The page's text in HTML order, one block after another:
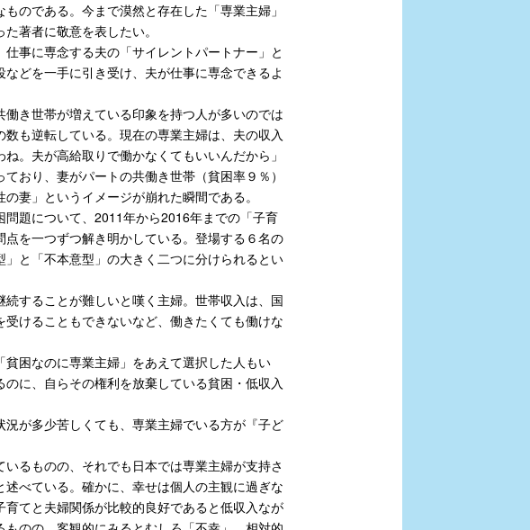
のである。今まで漠然と存在した「専業主婦」
著者に敬意を表したい。
事に専念する夫の「サイレントパートナー」と
どを一手に引き受け、夫が仕事に専念できるよ
き世帯が増えている印象を持つ人が多いのでは
も逆転している。現在の専業主婦は、夫の収入
。夫が高給取りで働かなくてもいいんだから」
おり、妻がパートの共働き世帯（貧困率９％）
妻」というイメージが崩れた瞬間である。
題について、2011年から2016年までの「子育
を一つずつ解き明かしている。登場する６名の
と「不本意型」の大きく二つに分けられるとい
することが難しいと嘆く主婦。世帯収入は、国
けることもできないなど、働きたくても働けな
困なのに専業主婦」をあえて選択した人もい
に、自らその権利を放棄している貧困・低収入
が多少苦しくても、専業主婦でいる方が『子ど
るものの、それでも日本では専業主婦が支持さ
べている。確かに、幸せは個人の主観に過ぎな
てと夫婦関係が比較的良好であると低収入なが